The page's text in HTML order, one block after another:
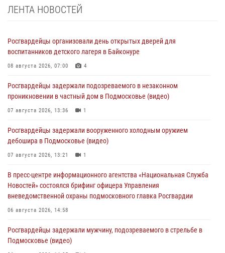
ЛЕНТА НОВОСТЕЙ
Росгвардейцы организовали день открытых дверей для
воспитанников детского лагеря в Байконуре
08 августа 2026, 07:00 4
Росгвардейцы задержали подозреваемого в незаконном
проникновении в частный дом в Подмосковье (видео)
07 августа 2026, 13:36 1
Росгвардейцы задержали вооруженного холодным оружием
дебошира в Подмосковье (видео)
07 августа 2026, 13:21 1
В пресс-центре информационного агентства «Национальная Служба
Новостей» состоялся брифинг офицера Управления
вневедомственной охраны подмосковного главка Росгвардии
06 августа 2026, 14:58
Росгвардейцы задержали мужчину, подозреваемого в стрельбе в
Подмосковье (видео)